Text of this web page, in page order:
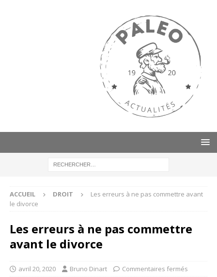
ACCUEIL DROIT
Les erreurs à ne pas commettre avant
le divorce
Les erreurs à ne pas commettre
avant le divorce
avril 20, 2020 Bruno Dinart Commentaires fermés